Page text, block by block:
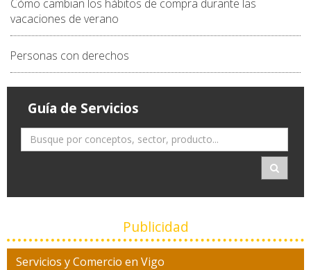
Cómo cambian los hábitos de compra durante las
vacaciones de verano
Personas con derechos
Guía de Servicios
Publicidad
Servicios y Comercio en Vigo